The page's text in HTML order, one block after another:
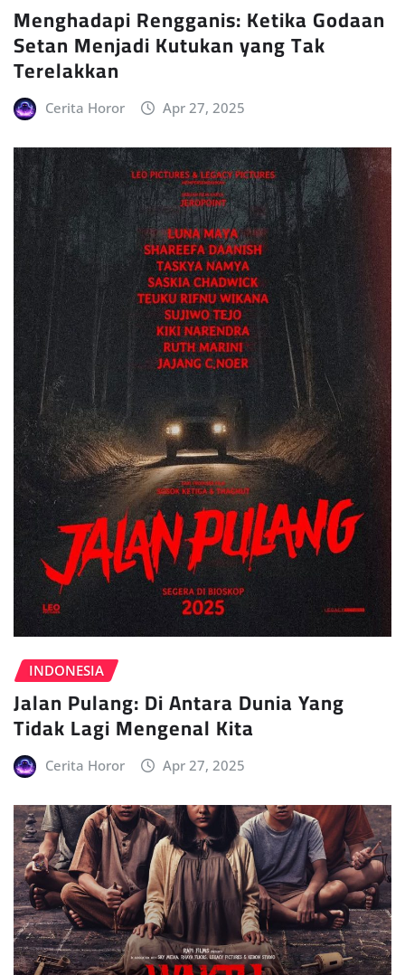
Menghadapi Rengganis: Ketika Godaan
Setan Menjadi Kutukan yang Tak
Terelakkan
Cerita Horor Apr 27, 2025
INDONESIA
Jalan Pulang: Di Antara Dunia Yang
Tidak Lagi Mengenal Kita
Cerita Horor Apr 27, 2025